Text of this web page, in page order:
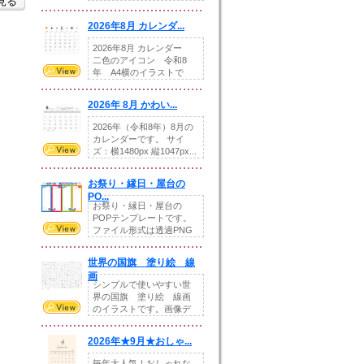
2026年8月 カレンダ...
2026年8月 カレンダー
二色のアイコン 令和8
年 A4横のイラストで
2026年 8月 かわい...
2026年（令和8年）8月の
カレンダーです。 サイ
ズ：横1480px 縦1047px...
お祭り・縁日・屋台の
PO...
お祭り・縁日・屋台の
POPテンプレートです。
ファイル形式は透過PNG
世界の国旗 塗り絵 線
画
シンプルで使いやすい世
界の国旗 塗り絵 線画
のイラストです。画像デ
2026年★9月★おしゃ...